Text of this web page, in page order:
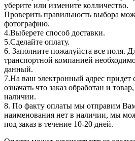
уберите или измените колличество.
Проверить правильность выбора
фотографию.
4.Выберете способ доставки.
5.Сделайте оплату.
6. Заполните пожалуйста все поля.
транспортной компанией
данный.
7.На ваш электронный адрес придет
означать что заказ обработан и
наличии.
8. По факту оплаты мы отправим Вам
наименования нет в наличии, мы
под заказ в течение 10-20 дней.